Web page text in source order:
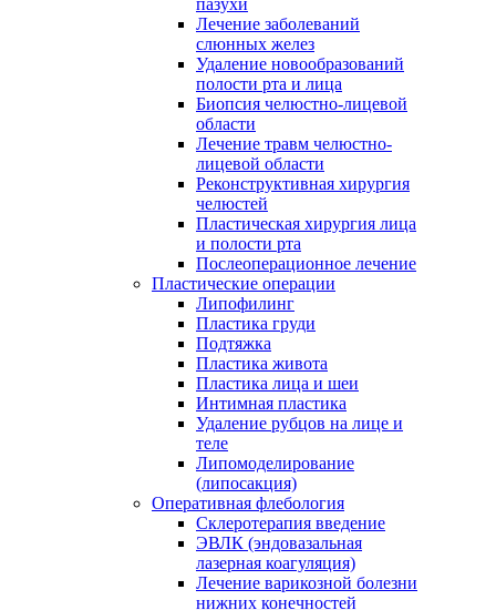
пазухи
Лечение заболеваний
слюнных желез
Удаление новообразований
полости рта и лица
Биопсия челюстно-лицевой
области
Лечение травм челюстно-
лицевой области
Реконструктивная хирургия
челюстей
Пластическая хирургия лица
и полости рта
Послеоперационное лечение
Пластические операции
Липофилинг
Пластика груди
Подтяжка
Пластика живота
Пластика лица и шеи
Интимная пластика
Удаление рубцов на лице и
теле
Липомоделирование
(липосакция)
Оперативная флебология
Склеротерапия введение
ЭВЛК (эндовазальная
лазерная коагуляция)
Лечение варикозной болезни
нижних конечностей